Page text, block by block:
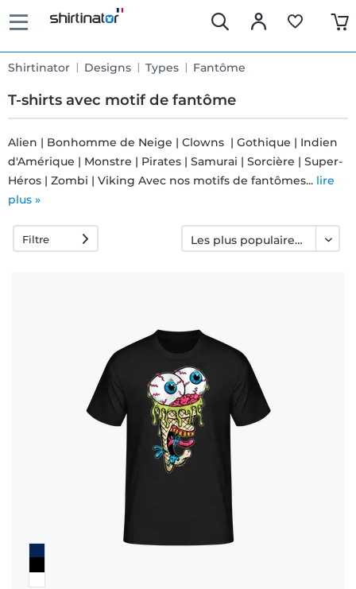
Shirtinator Designs Types Fantôme
T-shirts avec motif de fantôme
Livraison
Échange
rétractation
Alien | Bonhomme de Neige | Clowns | Gothique | Indien
d'Amérique | Monstre | Pirates | Samurai | Sorcière | Super-
Héros | Zombi | Viking Avec nos motifs de fantômes... lire
plus »
Filtre